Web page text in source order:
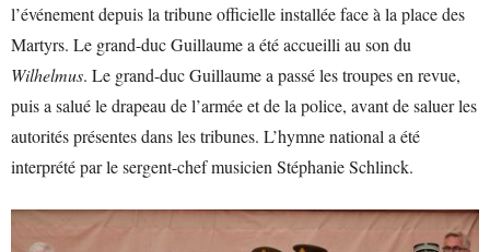
l’événement depuis la tribune officielle installée face à la place des
Martyrs. Le grand-duc Guillaume a été accueilli au son du
Wilhelmus. Le grand-duc Guillaume a passé les troupes en revue,
puis a salué le drapeau de l’armée et de la police, avant de saluer les
autorités présentes dans les tribunes. L’hymne national a été
interprété par le sergent-chef musicien Stéphanie Schlinck.